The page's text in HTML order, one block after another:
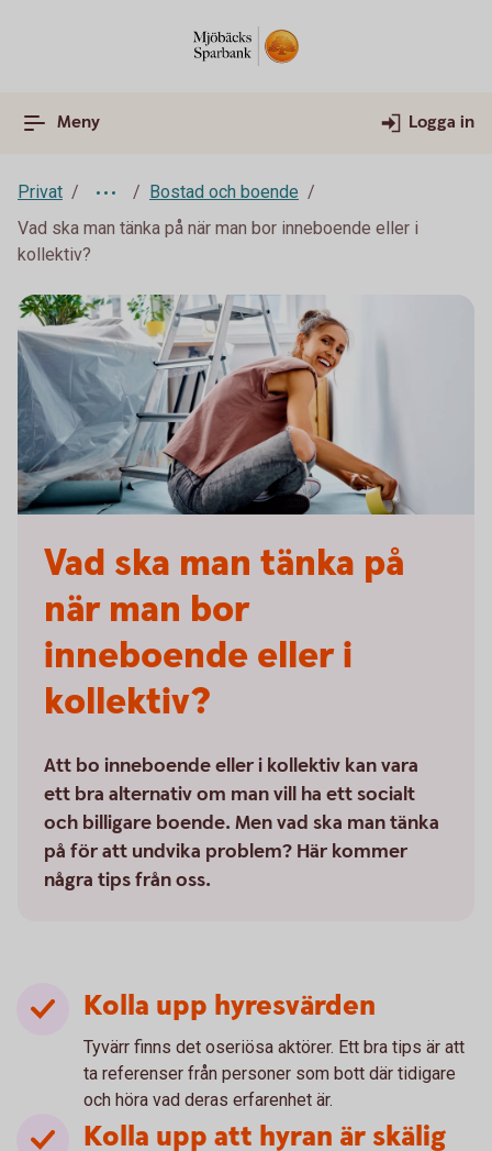
Meny Logga in
Privat
Bostad och boende
Vad ska man tänka på när man bor inneboende eller i
kollektiv?
Vad ska man tänka på
när man bor
inneboende eller i
kollektiv?
Att bo inneboende eller i kollektiv kan vara
ett bra alternativ om man vill ha ett socialt
och billigare boende. Men vad ska man tänka
på för att undvika problem? Här kommer
några tips från oss.
Kolla upp hyresvärden
Tyvärr finns det oseriösa aktörer. Ett bra tips är att
ta referenser från personer som bott där tidigare
och höra vad deras erfarenhet är.
Kolla upp att hyran är skälig